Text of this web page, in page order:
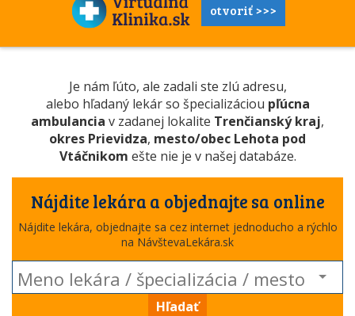
otvoriť >>>
Je nám ľúto, ale zadali ste zlú adresu,
alebo hľadaný lekár so špecializáciou pľúcna
ambulancia v zadanej lokalite Trenčianský kraj,
okres Prievidza, mesto/obec Lehota pod
Vtáčnikom ešte nie je v našej databáze.
Nájdite lekára a objednajte sa online
Nájdite lekára, objednajte sa cez internet jednoducho a rýchlo
na NávštevaLekára.sk
Hľadať